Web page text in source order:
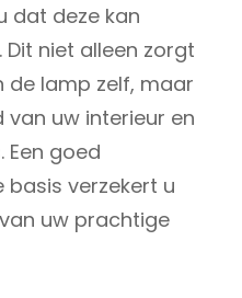
dat deze kan
niet alleen zorgt
de lamp zelf, maar
van uw interieur en
Een goed
verzekert u
uw prachtige